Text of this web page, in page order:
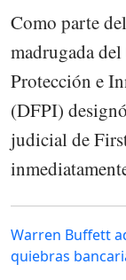
Como parte
madrugada
Protección e
(DFPI)
judicial de
Warren Buffett
quiebras